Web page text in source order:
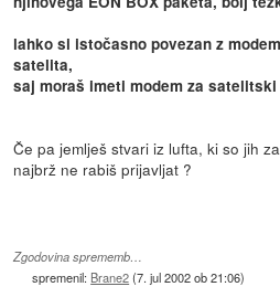
lahko si istočasno povezan z
satelita,
saj moraš imeti modem za
Če pa jemlješ stvari iz lufta, ki so jih
najbrž ne rabiš prijavljat ?
Zgodovina sprememb…
spremenil: Brane2(7. jul 2002 ob 21:06)